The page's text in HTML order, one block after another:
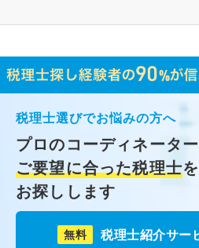
税理士選びでお悩みの方へ
プロのコーディネータ
ご要望に合った税理士を
お探しします
無料 税理士紹介サー